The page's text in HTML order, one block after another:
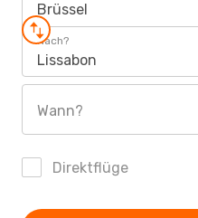
Brüssel
Nach?
Lissabon
Wann?
Direktflüge